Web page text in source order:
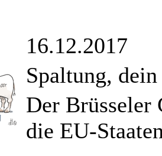
16.12.2017
Spaltung,
Der Brüsseler
die EU-